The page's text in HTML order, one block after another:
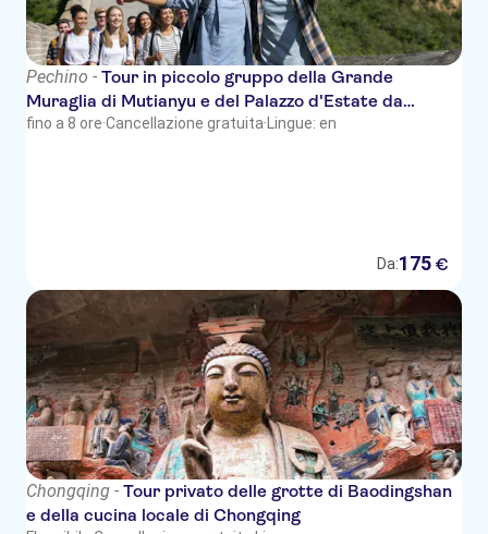
Pechino - Tour in piccolo gruppo della Grande
Muraglia di Mutianyu e del Palazzo d'Estate da
Pechino
fino a 8 ore·Cancellazione gratuita· Lingue: en
Da:175 €
Chongqing - Tour privato delle grotte di Baodingshan
e della cucina locale di Chongqing